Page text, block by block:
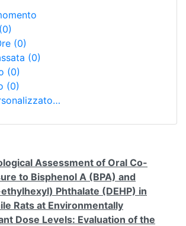
(0)
(0)
(0)
(0)
(0)
Assessment of Oral Co-
to Bisphenol A (BPA) and
Phthalate (DEHP) in
Rats at Environmentally
Dose Levels: Evaluation of the